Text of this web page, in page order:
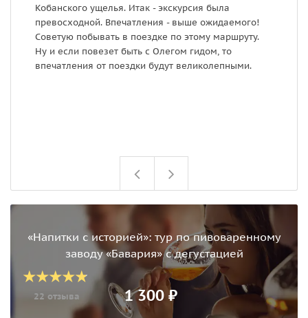
Кобанского ущелья. Итак - экскурсия была
превосходной. Впечатления - выше ожидаемого!
Советую побывать в поездке по этому маршруту.
Ну и если повезет быть с Олегом гидом, то
впечатления от поездки будут великолепными.
«Напитки с историей»: тур по пивоваренному
заводу «Бавария» с дегустацией
22 отзыва 1 300 ₽